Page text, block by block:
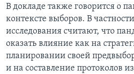
В докладе также говорится о
контексте выборов. В
исследования считают, что
оказать влияние как на
планировании своей
и на составление протоколов